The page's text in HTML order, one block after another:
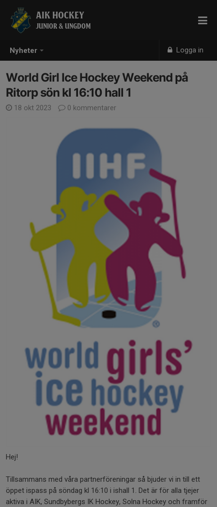
Nyheter Logga in
AIK HOCKEY
JUNIOR & UNGDOM
World Girl Ice Hockey Weekend på
Ritorp sön kl 16:10 hall 1
18 okt 2023 0 kommentarer
Hej!
Tillsammans med våra partnerföreningar så bjuder vi in till ett
öppet ispass på söndag kl 16:10 i ishall 1. Det är för alla tjejer
aktiva i AIK, Sundbybergs IK Hockey, Solna Hockey och framför